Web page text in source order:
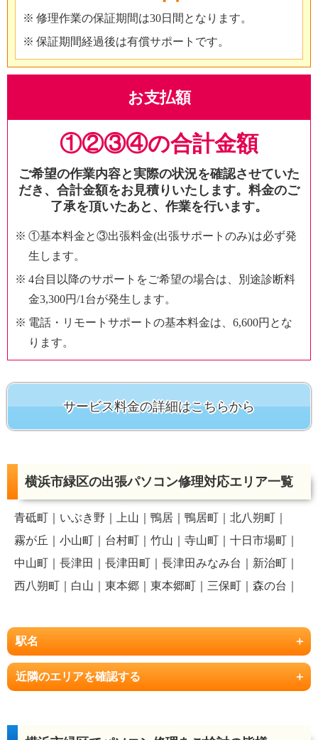
修理作業の保証期間は30日間となります。
保証期間経過後は有償サポートです。
お支払額
①②③④の合計金額
ご希望の作業内容と実際の状況を確認させていた
だき、合計金額をお見積りいたします。 料金のご
了承を頂いたあと、作業を行います。
①基本料金と③出張料金(出張サポートのみ)は必ず発
生します。
4台目以降のサポートをご希望の場合は、別途診断料
金3,300円/1台が発生します。
電話・リモートサポートの基本料金は、6,600円とな
ります。
サービス料金の詳細はこちらから
横浜市緑区の出張パソコン修理対応エリア一覧
青砥町 いぶき野 上山 鴨居 鴨居町
北八朔町
霧が丘
小山町 台村町 竹山 寺山町
十日市場町
中山町
長津田 長津田町 長津田みなみ台
新治町
西八朔町
白山 東本郷 東本郷町 三保町 森の台
駅名
近隣のエリアを確認する